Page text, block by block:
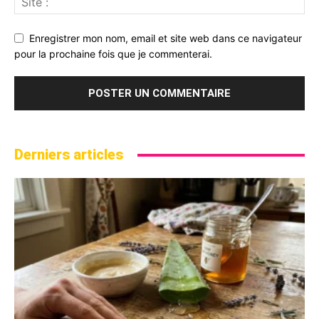
Enregistrer mon nom, email et site web dans ce navigateur
pour la prochaine fois que je commenterai.
Derniers articles